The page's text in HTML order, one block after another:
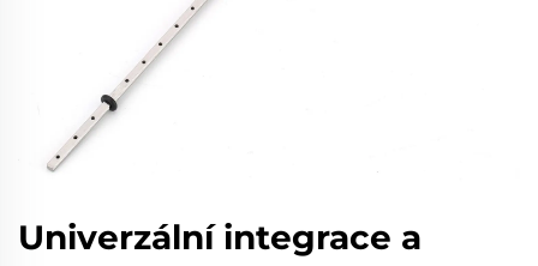
Univerzální integrace a